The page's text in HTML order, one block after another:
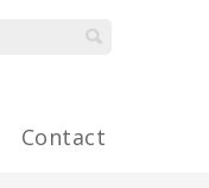
Contact